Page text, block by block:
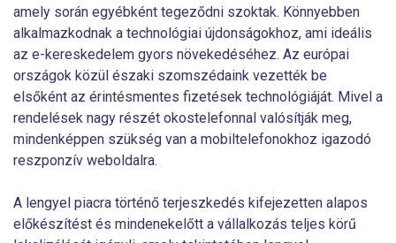
amely során egyébként tegeződni szoktak. Könnyebben
alkalmazkodnak a technológiai újdonságokhoz, ami ideális
az e-kereskedelem gyors növekedéséhez. Az európai
országok közül északi szomszédaink vezették be
elsőként az érintésmentes fizetések technológiáját. Mivel a
rendelések nagy részét okostelefonnal valósítják meg,
mindenképpen szükség van a mobiltelefonokhoz igazodó
reszponzív weboldalra.
A lengyel piacra történő terjeszkedés kifejezetten alapos
előkészítést és mindenekelőtt a vállalkozás teljes körű